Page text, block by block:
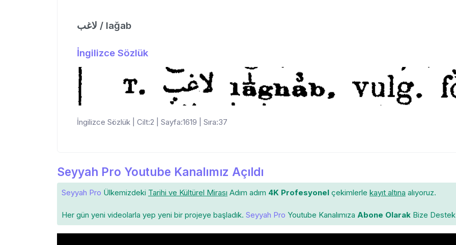
لاغب / lağab
İngilizce Sözlük
İngilizce Sözlük | Cilt:2 | Sayfa:1619 | Sıra:37
Seyyah Pro Youtube Kanalımız Açıldı
Seyyah Pro Ülkemizdeki Tarihi ve Kültürel Mirası Adım adım 4K Profesyonel çekimlerle kayıt altına alıyoruz.
Her gün yeni videolarla yep yeni bir projeye başladık. Seyyah Pro Youtube Kanalımıza Abone Olarak Bize Destek